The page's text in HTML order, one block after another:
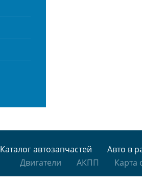
Каталог автозапчастей
Авто в
Двигатели
АКПП Карта